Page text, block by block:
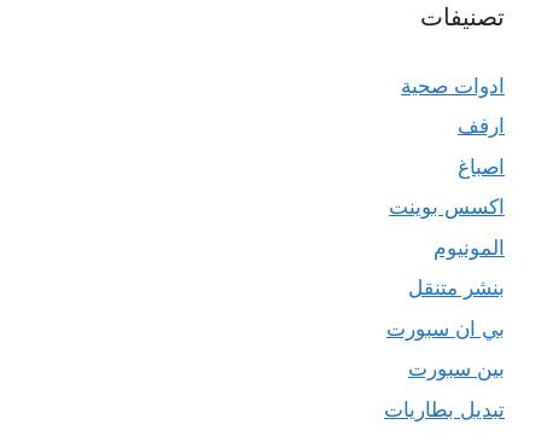
تصنيفات
ادوات صحية
ارفف
اصباغ
اكسس بوينت
المونيوم
بنشر متنقل
بي ان سبورت
بين سبورت
تبديل بطاريات